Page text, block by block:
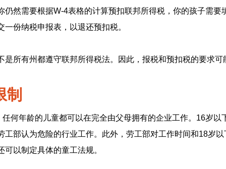
仍然需要根据W-4表格的计算预扣联邦所得税，你的孩子需要
份纳税申报表，以退还预扣税。
是所有州都遵守联邦所得税法。因此，报税和预扣税的要求可
制
何年龄的儿童都可以在完全由父母拥有的企业工作。16岁以
工部认为危险的行业工作。此外，劳工部对工作时间和18岁
以制定具体的童工法规。